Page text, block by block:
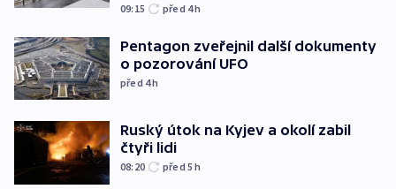
09:15 před 4h
Pentagon zveřejnil další dokumenty
o pozorování UFO
před 4h
Ruský útok na Kyjev a okolí zabil
čtyři lidi
08:20 před 5h